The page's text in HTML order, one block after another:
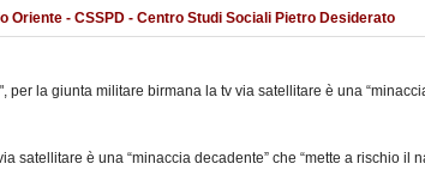
- CSSPD - Centro Studi Sociali Pietro Desiderato
la giunta militare birmana la tv via satellitare è una
satellitare è una “minaccia decadente” che “mette a rischio